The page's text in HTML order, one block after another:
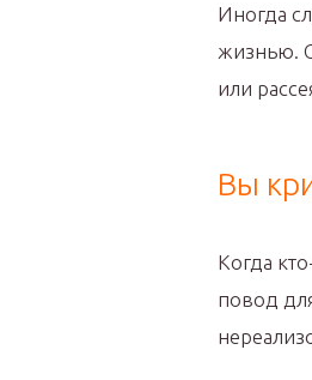
Иногда
жизнью.
или
Вы
Когда
повод